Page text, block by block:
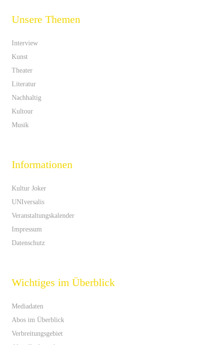
Unsere Themen
Interview
Kunst
Theater
Literatur
Nachhaltig
Kultour
Musik
Informationen
Kultur Joker
UNIversalis
Veranstaltungskalender
Impressum
Datenschutz
Wichtiges im Überblick
Mediadaten
Abos im Überblick
Verbreitungsgebiet